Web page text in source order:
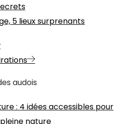
5 lieux surprenants
audois
: 4 idées accessibles pour
nature